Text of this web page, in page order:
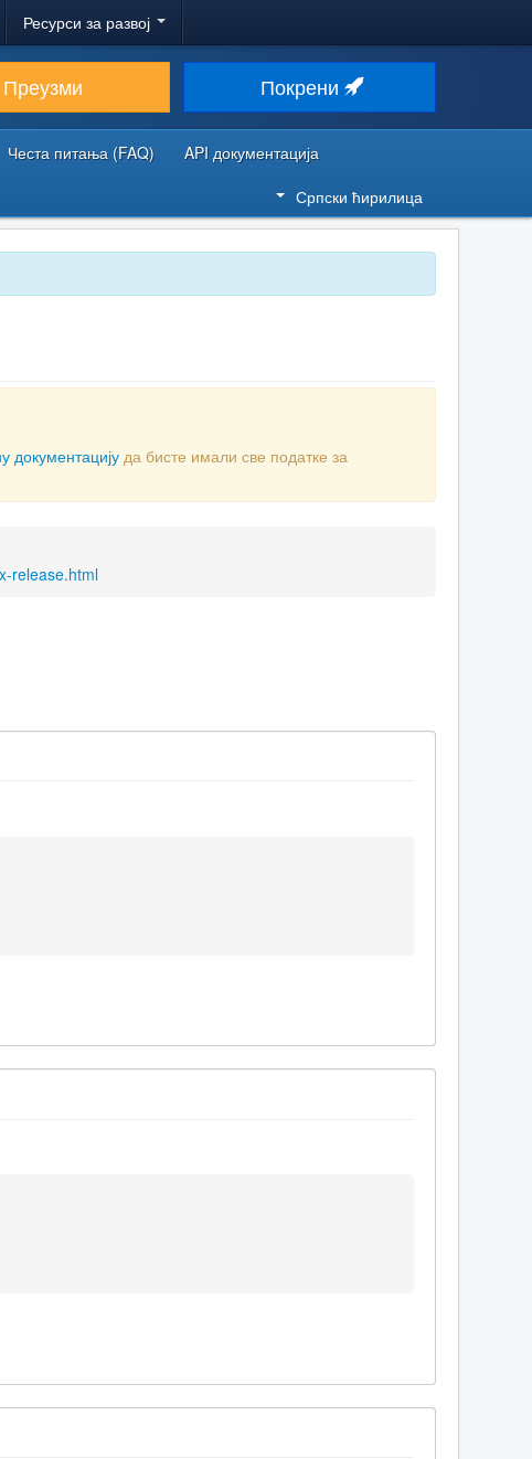
Ресурси за развој
Преузми Покрени
Честа питања (FAQ)
API документација
Српски ћирилица
документацију да бисте имали све податке за
release.html